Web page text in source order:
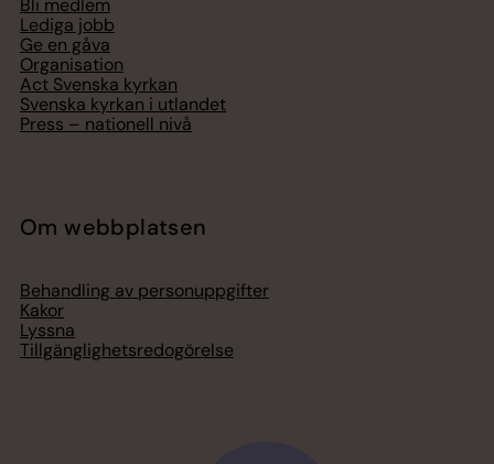
Lediga jobb
Ge en gåva
Organisation
Act Svenska kyrkan
Svenska kyrkan i utlandet
Press – nationell nivå
Om webbplatsen
Behandling av personuppgifter
Kakor
Lyssna
Tillgänglighetsredogörelse